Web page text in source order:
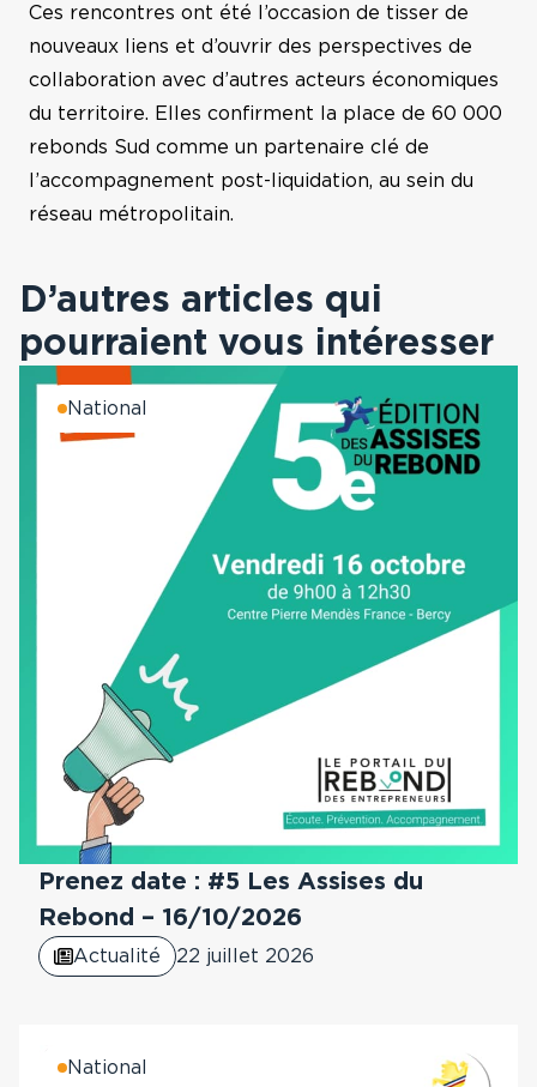
Ces rencontres ont été l’occasion de tisser de
nouveaux liens et d’ouvrir des perspectives de
collaboration avec d’autres acteurs économiques
du territoire. Elles confirment la place de 60 000
rebonds Sud comme un partenaire clé de
l’accompagnement post-liquidation, au sein du
réseau métropolitain.
D’autres articles qui
pourraient vous intéresser
National
Prenez date : #5 Les Assises du
Rebond – 16/10/2026
Actualité 22 juillet 2026
National